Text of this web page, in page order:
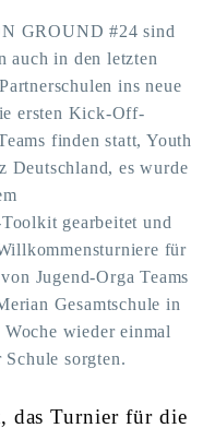
GROUND #24 sind
auch in den letzten
ins neue
ersten Kick-Off-
finden statt, Youth
Deutschland, es wurde
gearbeitet und
für
Jugend-Orga Teams
Gesamtschule in
wieder einmal
sorgten.
das Turnier für die